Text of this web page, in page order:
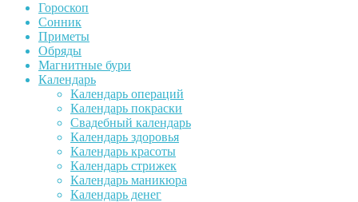
Гороскоп
Сонник
Приметы
Обряды
Магнитные бури
Календарь
Календарь операций
Календарь покраски
Свадебный календарь
Календарь здоровья
Календарь красоты
Календарь стрижек
Календарь маникюра
Календарь денег